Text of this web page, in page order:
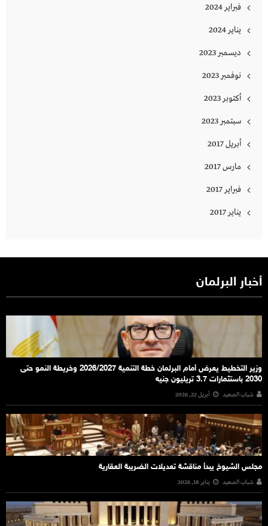
فبراير 2024
يناير 2024
ديسمبر 2023
نوفمبر 2023
أكتوبر 2023
سبتمبر 2023
أبريل 2017
مارس 2017
فبراير 2017
يناير 2017
أخبار البرلمان
وزير التخطيط يعرض أمام البرلمان خطة التنمية 2026/2027 وخريطة النمو حتى
2030 باستثمارات 3.7 تريليون جنيه
شباب الصعيد أبريل 22, 2026
مجلس الشيوخ يبدأ مناقشة تعديلات الضريبة العقارية
شباب الصعيد يناير 18, 2026